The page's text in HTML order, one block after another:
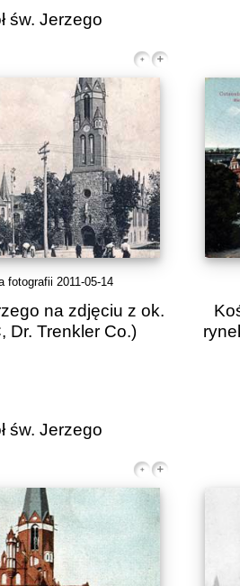
św. Jerzego
fotografii 2011-05-14
na zdjęciu z ok.
Dr. Trenkler Co.)
św. Jerzego